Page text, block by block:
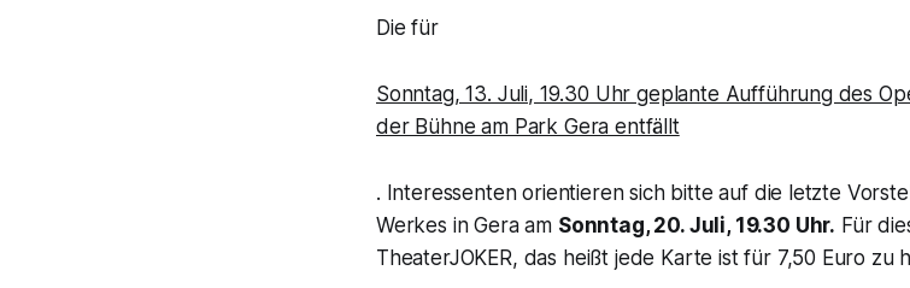
Die für
Sonntag, 13. Juli, 19.30 Uhr geplante Aufführung des
der Bühne am Park Gera entfällt
. Interessenten orientieren sich bitte auf die letzte
Werkes in Gera am Sonntag, 20. Juli, 19.30 Uhr. Für
TheaterJOKER, das heißt jede Karte ist für 7,50 Euro zu